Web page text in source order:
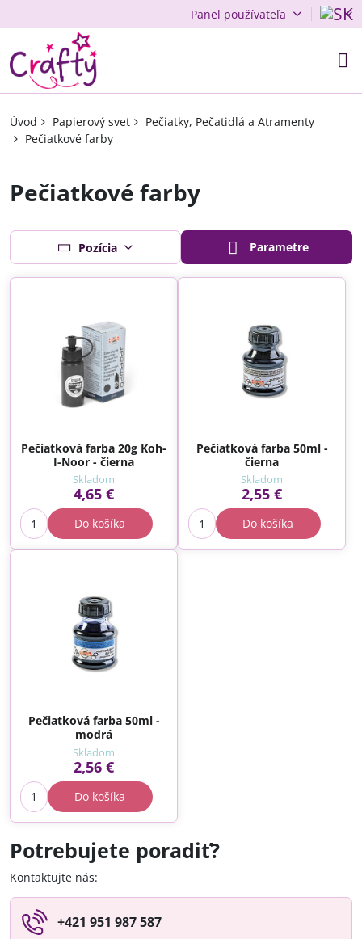
Panel používateľa
Úvod Papierový svet
Pečiatky, Pečatidlá a Atramenty
Pečiatkové farby
Pečiatkové farby
Pozícia Parametre
Pečiatková farba 20g Koh-
I-Noor - čierna
Skladom
4,65 €
Do košíka
Pečiatková farba 50ml -
čierna
Skladom
2,55 €
Do košíka
Pečiatková farba 50ml -
modrá
Skladom
2,56 €
Do košíka
Potrebujete poradiť?
Kontaktujte nás:
+421 951 987 587